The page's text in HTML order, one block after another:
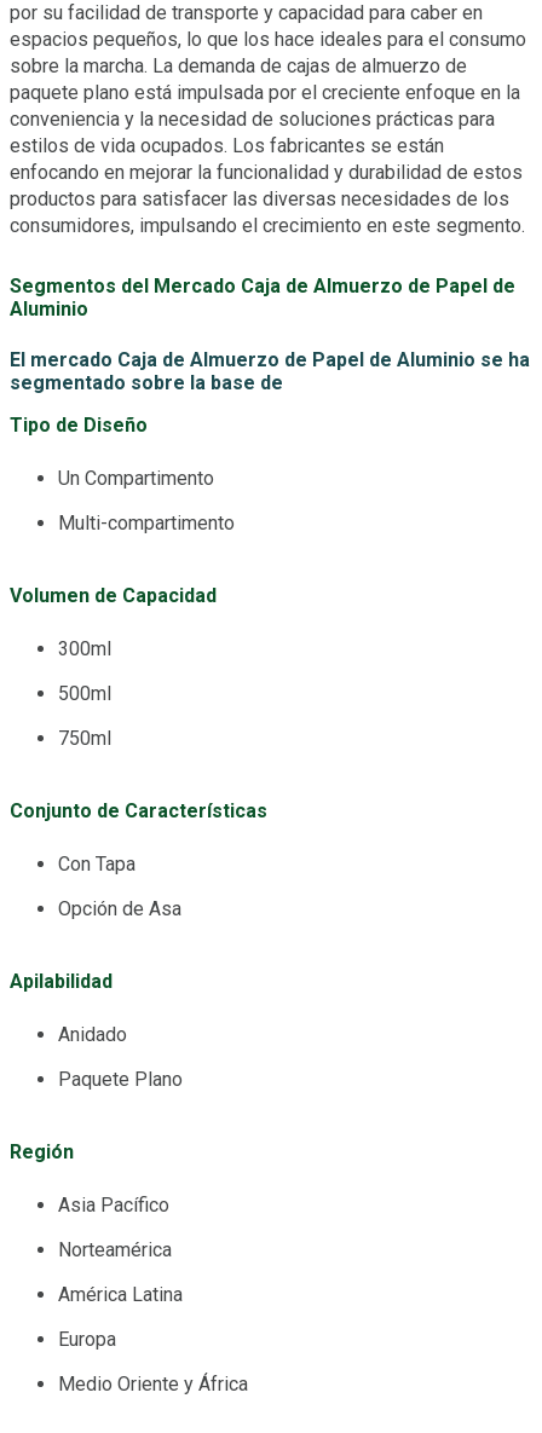
por su facilidad de transporte y capacidad para caber en
espacios pequeños, lo que los hace ideales para el consumo
sobre la marcha. La demanda de cajas de almuerzo de
paquete plano está impulsada por el creciente enfoque en la
conveniencia y la necesidad de soluciones prácticas para
estilos de vida ocupados. Los fabricantes se están
enfocando en mejorar la funcionalidad y durabilidad de estos
productos para satisfacer las diversas necesidades de los
consumidores, impulsando el crecimiento en este segmento.
Segmentos del Mercado Caja de Almuerzo de Papel de
Aluminio
El mercado Caja de Almuerzo de Papel de Aluminio se ha
segmentado sobre la base de
Tipo de Diseño
Un Compartimento
Multi-compartimento
Volumen de Capacidad
300ml
500ml
750ml
Conjunto de Características
Con Tapa
Opción de Asa
Apilabilidad
Anidado
Paquete Plano
Región
Asia Pacífico
Norteamérica
América Latina
Europa
Medio Oriente y África